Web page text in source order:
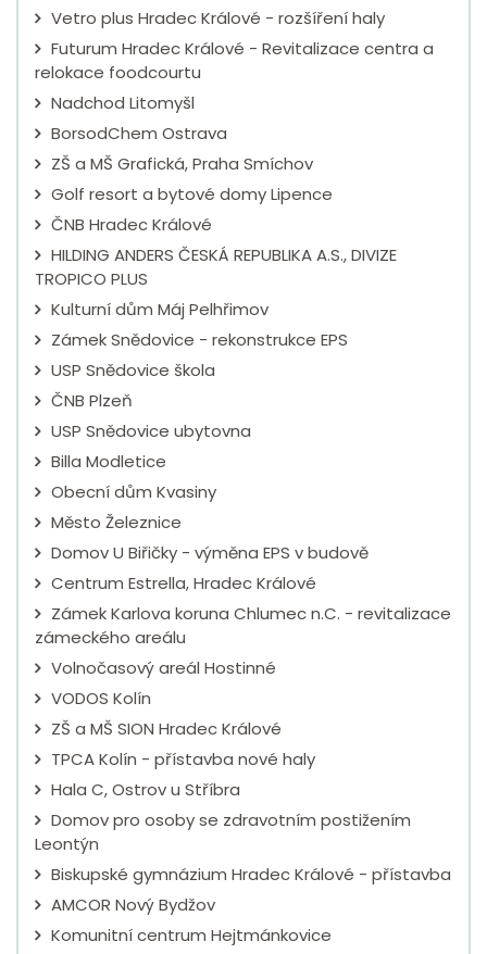
Vetro plus Hradec Králové - rozšíření haly
Futurum Hradec Králové - Revitalizace centra a
relokace foodcourtu
Nadchod Litomyšl
BorsodChem Ostrava
ZŠ a MŠ Grafická, Praha Smíchov
Golf resort a bytové domy Lipence
ČNB Hradec Králové
HILDING ANDERS ČESKÁ REPUBLIKA A.S., DIVIZE
TROPICO PLUS
Kulturní dům Máj Pelhřimov
Zámek Snědovice - rekonstrukce EPS
USP Snědovice škola
ČNB Plzeň
USP Snědovice ubytovna
Billa Modletice
Obecní dům Kvasiny
Město Železnice
Domov U Biřičky - výměna EPS v budově
Centrum Estrella, Hradec Králové
Zámek Karlova koruna Chlumec n.C. - revitalizace
zámeckého areálu
Volnočasový areál Hostinné
VODOS Kolín
ZŠ a MŠ SION Hradec Králové
TPCA Kolín - přístavba nové haly
Hala C, Ostrov u Stříbra
Domov pro osoby se zdravotním postižením
Leontýn
Biskupské gymnázium Hradec Králové - přístavba
AMCOR Nový Bydžov
Komunitní centrum Hejtmánkovice